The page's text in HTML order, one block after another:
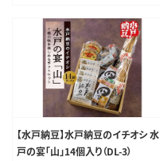
【水戸納豆】水戸納豆のイチオシ 水
戸の宴「山」14個入り（DL-3）